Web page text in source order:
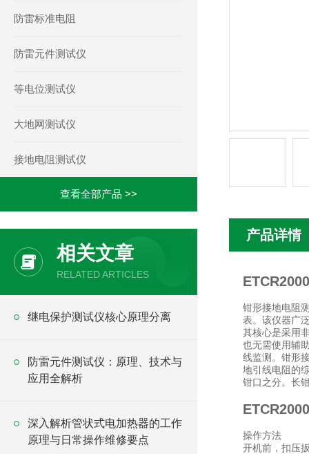
防雷标准电阻
防雷元件测试仪
等电位测试仪
大地网测试仪
接地电阻测试仪
查看全部产品 >>
相关文章
RELATED ARTICLES
继电保护测试仪核心原理分离
防雷元件测试仪：原理、技术与
应用全解析
深入解析管状式电加热器的工作
原理与日常操作维修要点
产品详情
钳形接地电阻
表。该仪器广
其核心是采用
也无需使用辅
线监测。钳形
地引线电阻的
钳口之分。长
操作方法
开机前，扣压